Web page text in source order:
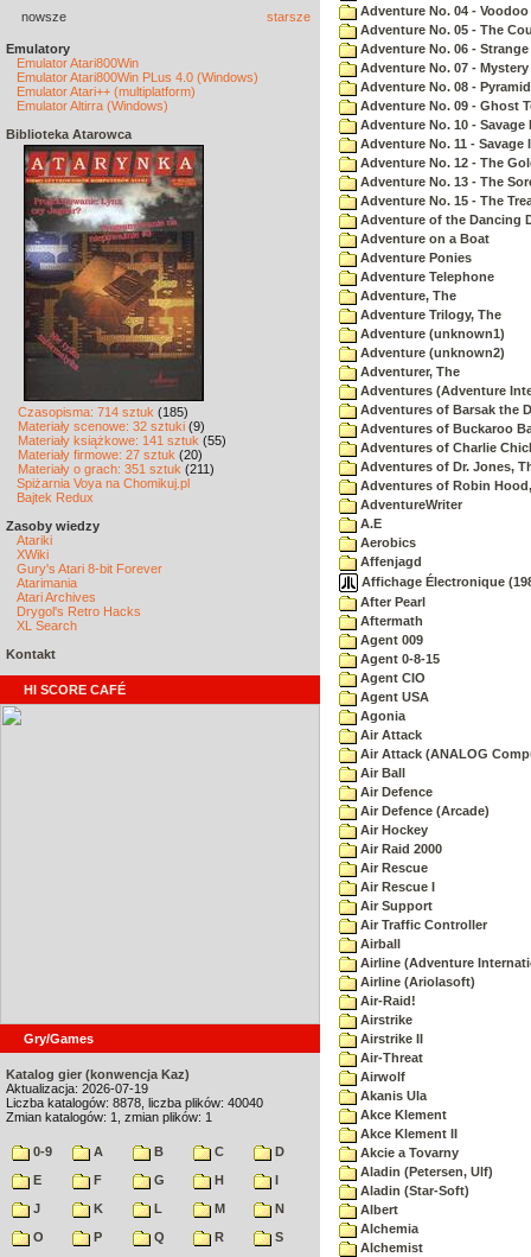
nowsze starsze
Emulatory
Emulator Atari800Win
Emulator Atari800Win PLus 4.0 (Windows)
Emulator Atari++ (multiplatform)
Emulator Altirra (Windows)
Biblioteka Atarowca
Czasopisma: 714 sztuk (185)
Materiały scenowe: 32 sztuki (9)
Materiały książkowe: 141 sztuk (55)
Materiały firmowe: 27 sztuk (20)
Materiały o grach: 351 sztuk (211)
Spiżarnia Voya na Chomikuj.pl
Bajtek Redux
Zasoby wiedzy
Atariki
XWiki
Gury's Atari 8-bit Forever
Atarimania
Atari Archives
Drygol's Retro Hacks
XL Search
Kontakt
HI SCORE CAFÉ
Gry/Games
Katalog gier (konwencja Kaz)
Aktualizacja: 2026-07-19
Liczba katalogów: 8878, liczba plików: 40040
Zmian katalogów: 1, zmian plików: 1
0-9 A B C
D
E
F G H
I
J
K L M
N
O
P Q R
S
Adventure No. 04 - Voodoo
Adventure No. 05 - The
Adventure No. 06 -
Adventure No. 07 -
Adventure No. 08 -
Adventure No. 09 - Ghost
Adventure No. 10 - Savage
Adventure No. 11 - Savage
Adventure No. 12 - The
Adventure No. 13 - The
Adventure No. 15 - The
Adventure of the Dancing
Adventure on a Boat
Adventure Ponies
Adventure Telephone
Adventure, The
Adventure Trilogy, The
Adventure (unknown1)
Adventure (unknown2)
Adventurer, The
Adventures (Adventure
Adventures of Barsak the
Adventures of Buckaroo
Adventures of Charlie
Adventures of Dr. Jones,
Adventures of Robin
AdventureWriter
A.E
Aerobics
Affenjagd
Affichage Électronique
After Pearl
Aftermath
Agent 009
Agent 0-8-15
Agent CIO
Agent USA
Agonia
Air Attack
Air Attack (ANALOG
Air Ball
Air Defence
Air Defence (Arcade)
Air Hockey
Air Raid 2000
Air Rescue
Air Rescue I
Air Support
Air Traffic Controller
Airball
Airline (Adventure
Airline (Ariolasoft)
Air-Raid!
Airstrike
Airstrike II
Air-Threat
Airwolf
Akanis Ula
Akce Klement
Akce Klement II
Akcie a Tovarny
Aladin (Petersen, Ulf)
Aladin (Star-Soft)
Albert
Alchemia
Alchemist